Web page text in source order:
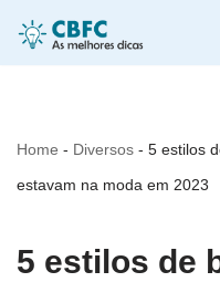
Pular
Home - Diversos - 5 estilos
estavam na moda em 2023
5 estilos de